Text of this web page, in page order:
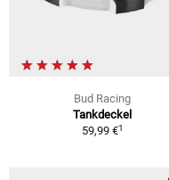
Bud Racing
Tankdeckel
59,99 €1